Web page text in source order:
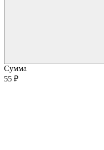
Сумма
55 ₽